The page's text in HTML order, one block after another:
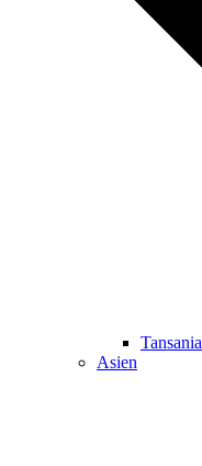
Tansania
Asien